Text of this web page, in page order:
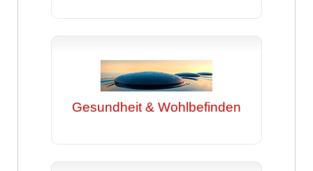
Gesundheit & Wohlbefinden